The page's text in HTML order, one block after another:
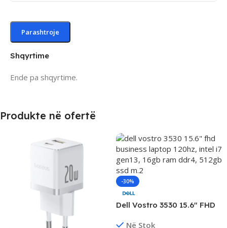
Shqyrtime
Ende pa shqyrtime.
Produkte në ofertë
-30%
Dell Vostro 3530 15.6″ FHD
Në Stok